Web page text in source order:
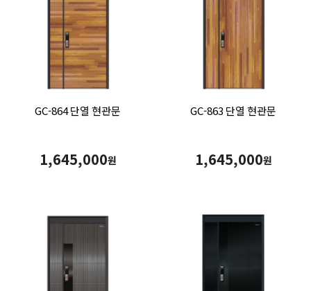
GC-864 단열 현관문
1,645,000원
GC-863 단열 현관문
1,645,000원